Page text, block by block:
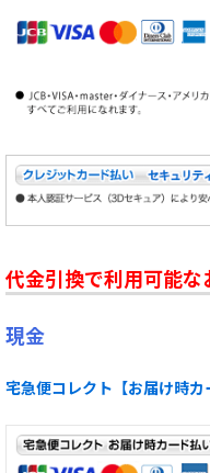
代金引換で利用可能
現金
宅急便コレクト【お届け時カ